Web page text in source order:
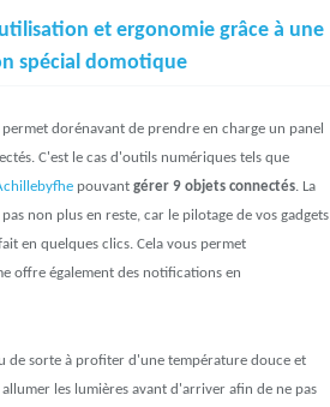
et ergonomie grâce à une
spécial domotique
permet dorénavant de prendre en charge un panel
C'est le cas d'outils numériques tels que
pouvant gérer 9 objets connectés. La
non plus en reste, car le pilotage de vos gadgets
en quelques clics. Cela vous permet
offre également des notifications en
de sorte à profiter d'une température douce et
les lumières avant d'arriver afin de ne pas